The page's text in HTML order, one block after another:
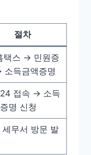
절차
택스 → 민원증
소득금액증명
접속 → 소득
명 신청
세무서 방문 발